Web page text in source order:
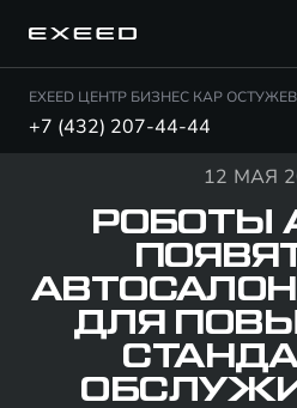
EXEED ЦЕНТР БИЗНЕС КАР
+7 (432) 207-44-44
12 МАЯ
РОБОТЫ
ДЛЯ